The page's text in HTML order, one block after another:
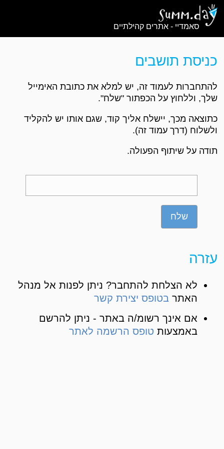
סאמדיי - אתרים קהילתיים
כניסת תושבים
להתחברות לעמוד זה, יש למלא את כתובת האימייל
שלך, וללחוץ על הכפתור "שלח".
כתוצאה מכך, יישלח אליך קוד, שגם אותו יש להקליד
ולשלוח (דרך עמוד זה).
תודה על שיתוף הפעולה.
שלח
עזרה
לא הצלחת להתחבר? ניתן לפנות אל מנהל
האתרבטופס יצירת קשר
אם אינך רשומ/ה באתר - ניתן להרשם
באמצעות טופס הרשמה לאתר